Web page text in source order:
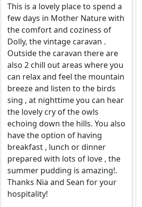
This is a lovely place to spend a
few days in Mother Nature with
the comfort and coziness of
Dolly, the vintage caravan .
Outside the caravan there are
also 2 chill out areas where you
can relax and feel the mountain
breeze and listen to the birds
sing , at nighttime you can hear
the lovely cry of the owls
echoing down the hills. You also
have the option of having
breakfast , lunch or dinner
prepared with lots of love , the
summer pudding is amazing!.
Thanks Nia and Sean for your
hospitality!